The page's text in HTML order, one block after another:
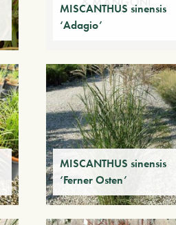
MISCANTHUS sinensis
‘Adagio’
MISCANTHUS sinensis
‘Ferner Osten’